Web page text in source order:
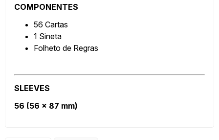
COMPONENTES
56 Cartas
1 Sineta
Folheto de Regras
SLEEVES
56 (56 x 87 mm)